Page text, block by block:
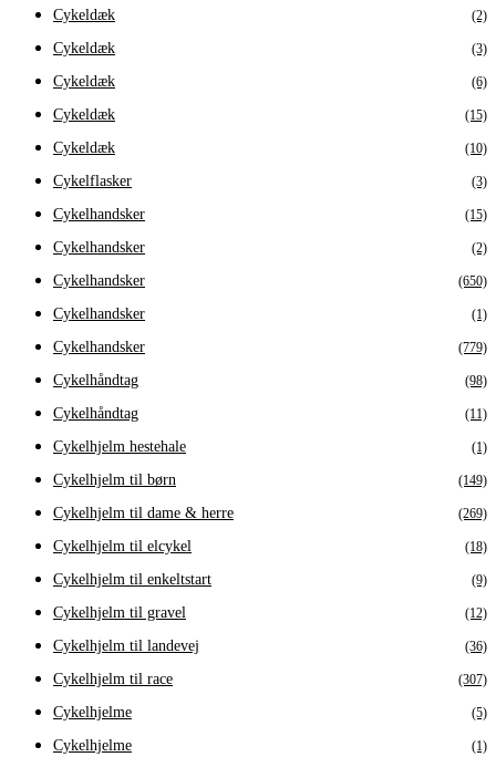
Cykeldæk (2)
Cykeldæk (3)
Cykeldæk (6)
Cykeldæk (15)
Cykeldæk (10)
Cykelflasker (3)
Cykelhandsker (15)
Cykelhandsker (2)
Cykelhandsker (650)
Cykelhandsker (1)
Cykelhandsker (779)
Cykelhåndtag (98)
Cykelhåndtag (11)
Cykelhjelm hestehale (1)
Cykelhjelm til børn (149)
Cykelhjelm til dame & herre (269)
Cykelhjelm til elcykel (18)
Cykelhjelm til enkeltstart (9)
Cykelhjelm til gravel (12)
Cykelhjelm til landevej (36)
Cykelhjelm til race (307)
Cykelhjelme (5)
Cykelhjelme (1)